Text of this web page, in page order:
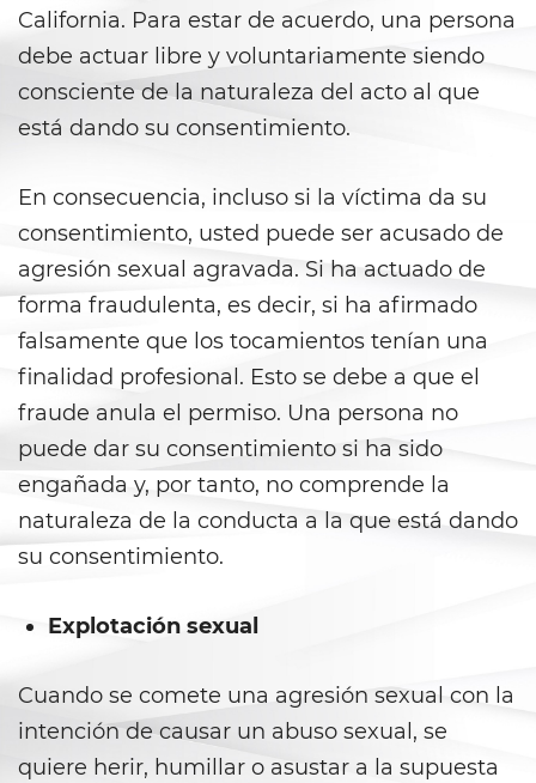
Corporal Injury on a Spouse
Criminal Threats
Emergency Protective Order
Elder Abuse
Permanent Restraining Order
Restraining Orders
Revenge Porn
Stalking
Temporary Restraining Order
the Internet
Driving Crimes
California. Para estar de acuerdo, una persona
debe actuar libre y voluntariamente siendo
consciente de la naturaleza del acto al que
está dando su consentimiento.
En consecuencia, incluso si la víctima da su
consentimiento, usted puede ser acusado de
agresión sexual agravada. Si ha actuado de
forma fraudulenta, es decir, si ha afirmado
falsamente que los tocamientos tenían una
finalidad profesional. Esto se debe a que el
fraude anula el permiso. Una persona no
puede dar su consentimiento si ha sido
engañada y, por tanto, no comprende la
naturaleza de la conducta a la que está dando
su consentimiento.
Explotación sexual
Cuando se comete una agresión sexual con la
intención de causar un abuso sexual, se
quiere herir, humillar o asustar a la supuesta